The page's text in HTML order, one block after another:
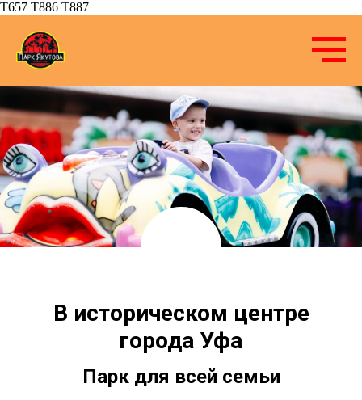
Т657 Т886 Т887
В историческом центре
города Уфа
Парк для всей семьи